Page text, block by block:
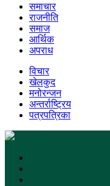
समाचार
राजनीति
समाज
आर्थिक
अपराध
विचार
खेलकुद
मनोरन्जन
अन्तर्राष्ट्रिय
पत्रपत्रिका